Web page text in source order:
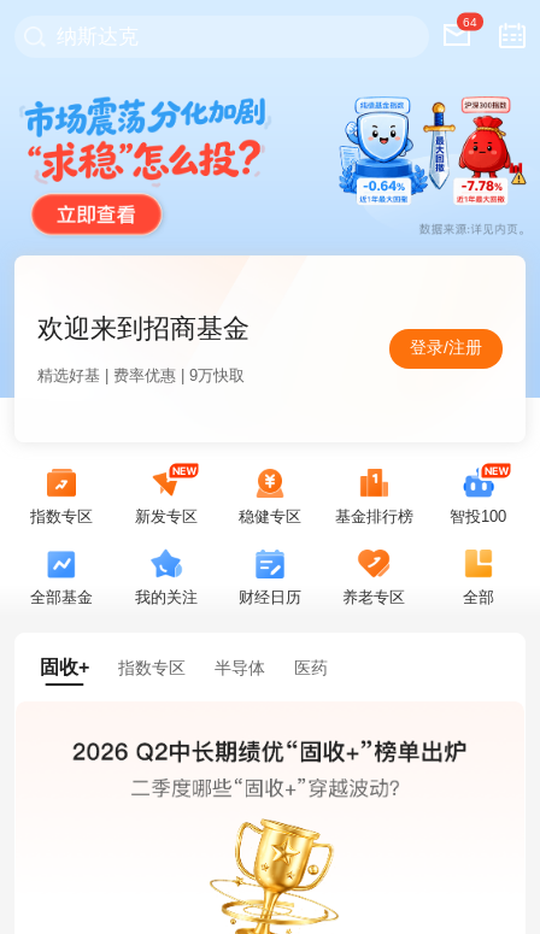
纳斯达克
64
欢迎来到招商基金
精选好基 | 费率优惠 | 9万快取
登录/注册
指数专区 新发专区 稳健专区 基金排行榜 智投100
全部基金 我的关注 财经日历 养老专区 全部
固收+ 指数专区 半导体 医药